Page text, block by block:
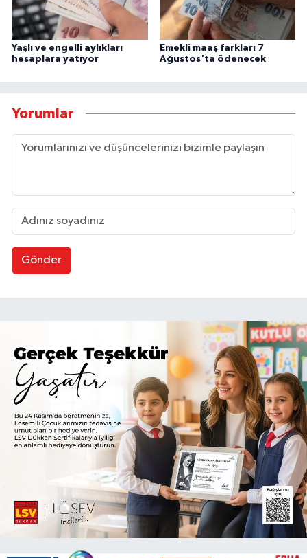
Yaşlı ve engelli aylıkları
hesaplara yatıyor
Emekli maaş farkları 7
Ağustos'ta ödenecek
Yorumlar
Gönder